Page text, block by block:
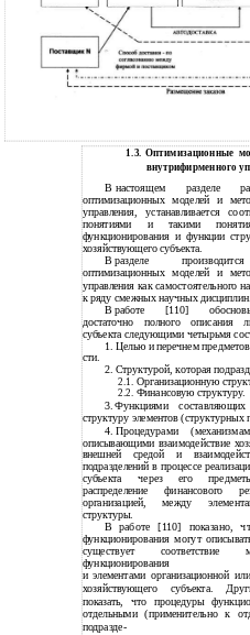
1.3. Оптимизационные
внутрифирменного
В настоящем разделе
оптимизационных моделей и
управления, устанавливается
понятиями и такими
функционирования и функции
хозяйствующего субъекта.
В разделе
оптимизационных моделей и
управления как самостоятельного
к ряду смежных научных дисциплин.
В работе [110]
достаточно полного описания
субъекта следующими четырьмя
1. Целью и перечнем
сти.
2. Структурой, которая
2.1. Организационную
2.2. Финансовую структуру.
3. Функциями
структуру элементов (структурных
4. Процедурами
описывающими взаимодействие
внешней средой и
подразделений в процессе
субъекта через его
распределение финансового
организацией, между
структуры.
В работе [110] показано,
функционирования могут
существует соответствие
функционирования
и элементами организационной
хозяйствующего субъекта.
показать, что процедуры
отдельными (применительно к
подразде-